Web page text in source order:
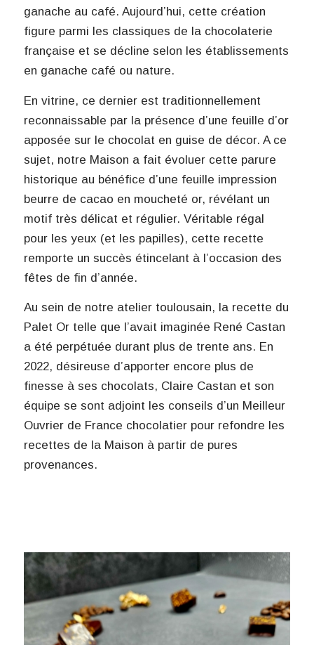
ganache au café. Aujourd’hui, cette création
figure parmi les classiques de la chocolaterie
française et se décline selon les établissements
en ganache café ou nature.
En vitrine, ce dernier est traditionnellement
reconnaissable par la présence d’une feuille d’or
apposée sur le chocolat en guise de décor. A ce
sujet, notre Maison a fait évoluer cette parure
historique au bénéfice d’une feuille impression
beurre de cacao en moucheté or, révélant un
motif très délicat et régulier. Véritable régal
pour les yeux (et les papilles), cette recette
remporte un succès étincelant à l’occasion des
fêtes de fin d’année.
Au sein de notre atelier toulousain, la recette du
Palet Or telle que l’avait imaginée René Castan
a été perpétuée durant plus de trente ans. En
2022, désireuse d’apporter encore plus de
finesse à ses chocolats, Claire Castan et son
équipe se sont adjoint les conseils d’un Meilleur
Ouvrier de France chocolatier pour refondre les
recettes de la Maison à partir de pures
provenances.